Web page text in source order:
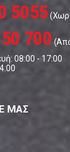
5055
700
08:00 - 17:00
ΜΑΣ